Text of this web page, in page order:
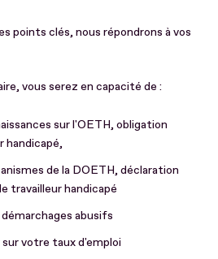
points clés, nous répondrons à vos
vous serez en capacité de :
sur l'OETH, obligation
handicapé,
de la DOETH, déclaration
travailleur handicapé
abusifs
votre taux d'emploi